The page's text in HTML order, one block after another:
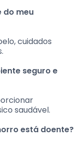
do meu
cuidados
seguro e
saudável.
está doente?